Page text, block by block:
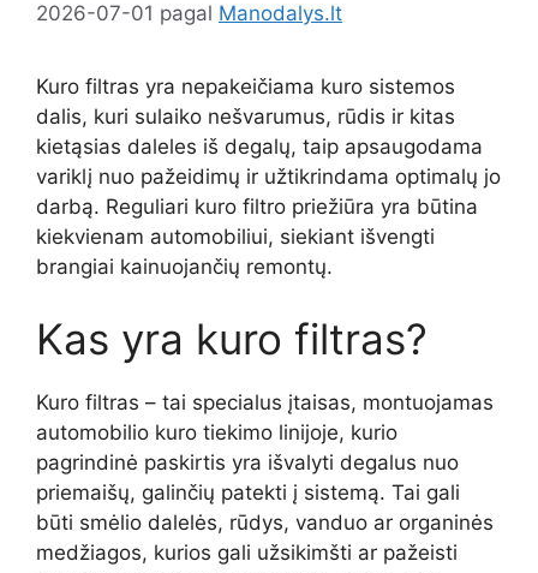
2026-07-01 pagal Manodalys.lt
Kuro filtras yra nepakeičiama kuro sistemos
dalis, kuri sulaiko nešvarumus, rūdis ir kitas
kietąsias daleles iš degalų, taip apsaugodama
variklį nuo pažeidimų ir užtikrindama optimalų jo
darbą. Reguliari kuro filtro priežiūra yra būtina
kiekvienam automobiliui, siekiant išvengti
brangiai kainuojančių remontų.
Kas yra kuro filtras?
Kuro filtras – tai specialus įtaisas, montuojamas
automobilio kuro tiekimo linijoje, kurio
pagrindinė paskirtis yra išvalyti degalus nuo
priemaišų, galinčių patekti į sistemą. Tai gali
būti smėlio dalelės, rūdys, vanduo ar organinės
medžiagos, kurios gali užsikimšti ar pažeisti